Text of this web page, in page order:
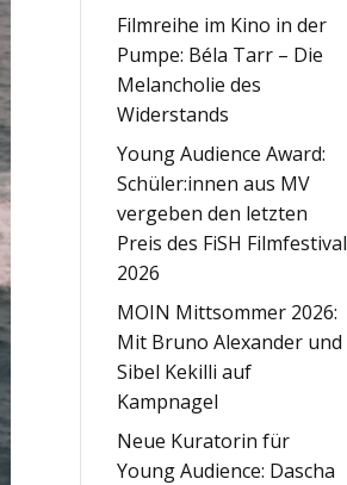
Filmreihe im Kino in der
Pumpe: Béla Tarr – Die
Melancholie des
Widerstands
Young Audience Award:
Schüler:innen aus MV
vergeben den letzten
Preis des FiSH Filmfestival
2026
MOIN Mittsommer 2026:
Mit Bruno Alexander und
Sibel Kekilli auf
Kampnagel
Neue Kuratorin für
Young Audience: Dascha